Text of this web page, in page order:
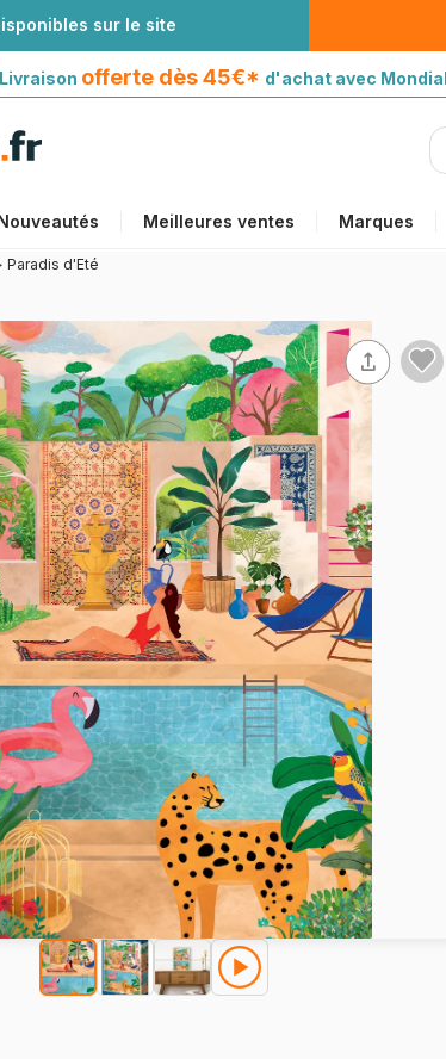
sur le site
Livraison offerte dès 45€* d'achat avec
Meilleures ventes Marques
avec Mondial Relay
Paradis d'Eté